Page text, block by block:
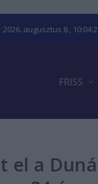
2026. augusztus 8.,
FRISS
el a